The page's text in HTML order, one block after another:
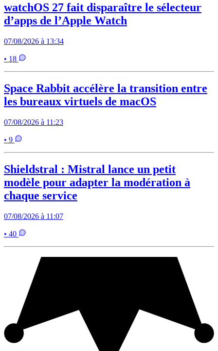
watchOS 27 fait disparaître le sélecteur
d’apps de l’Apple Watch
07/08/2026 à 13:34
• 18
Space Rabbit accélère la transition entre
les bureaux virtuels de macOS
07/08/2026 à 11:23
• 9
Shieldstral : Mistral lance un petit
modèle pour adapter la modération à
chaque service
07/08/2026 à 11:07
• 40